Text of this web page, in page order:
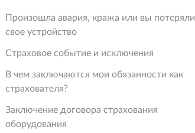
Произошла авария, кража или вы потеряли
свое устройство
Страховое событие и исключения
В чем заключаются мои обязанности как
страхователя?
Заключение договора страхования
оборудования